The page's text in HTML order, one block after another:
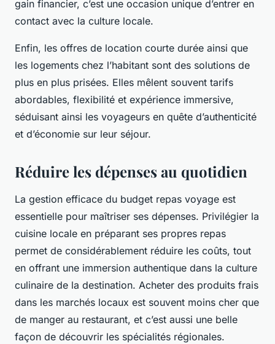
gain financier, c’est une occasion unique d’entrer en
contact avec la culture locale.
Enfin, les offres de location courte durée ainsi que
les logements chez l’habitant sont des solutions de
plus en plus prisées. Elles mêlent souvent tarifs
abordables, flexibilité et expérience immersive,
séduisant ainsi les voyageurs en quête d’authenticité
et d’économie sur leur séjour.
Réduire les dépenses au quotidien
La gestion efficace du budget repas voyage est
essentielle pour maîtriser ses dépenses. Privilégier la
cuisine locale en préparant ses propres repas
permet de considérablement réduire les coûts, tout
en offrant une immersion authentique dans la culture
culinaire de la destination. Acheter des produits frais
dans les marchés locaux est souvent moins cher que
de manger au restaurant, et c’est aussi une belle
façon de découvrir les spécialités régionales.